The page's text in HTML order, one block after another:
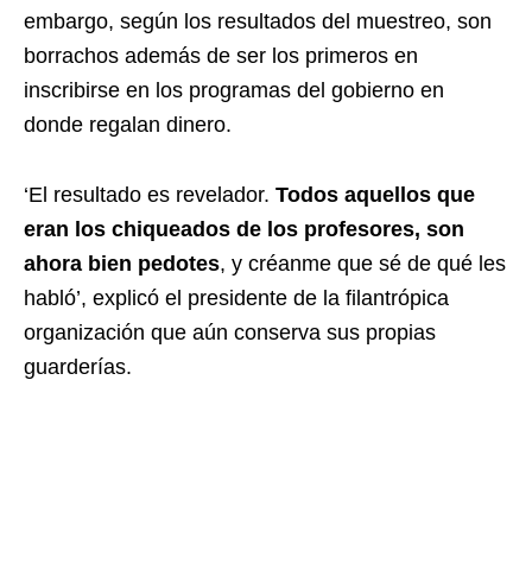
embargo, según los resultados del muestreo, son
borrachos además de ser los primeros en
inscribirse en los programas del gobierno en
donde regalan dinero.
‘El resultado es revelador. Todos aquellos que
eran los chiqueados de los profesores, son
ahora bien pedotes, y créanme que sé de qué les
habló’, explicó el presidente de la filantrópica
organización que aún conserva sus propias
guarderías.